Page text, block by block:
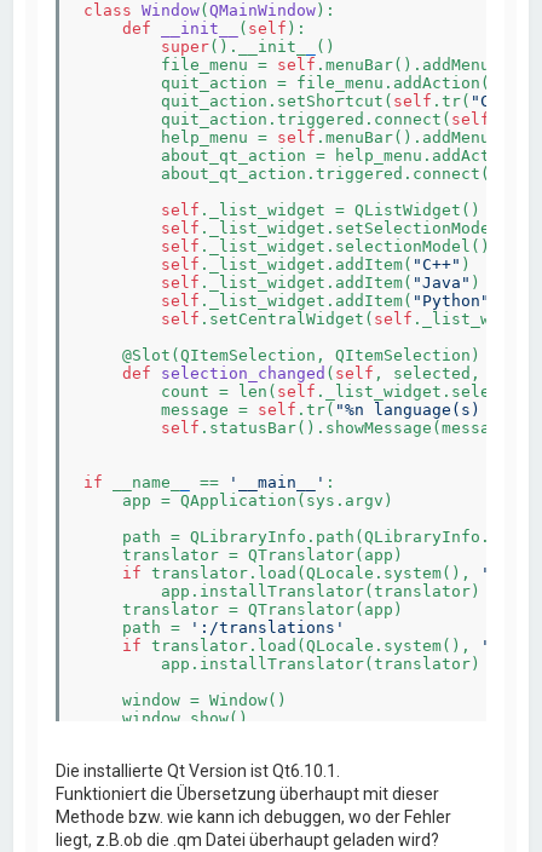
class Window(QMainWindow ):
def
__init__ ( self ) :
super().__init_
()
        file_menu =
self .menuBar().addMenu(
        quit_action = file_menu.addAction(
        quit_action.setShortcut(
self .tr(
        quit_action.triggered.connect(
self
        help_menu =
self .menuBar().addMenu(
        about_qt_action = help_menu.addAction(
self ._list_widget = QListWidget()
self
self
self ._list_widget.addItem( "C++" )
self ._list_widget.addItem( "Java" )
self ._list_widget.addItem( "Python"
self .setCentralWidget( self
    @Slot(QItemSelection, QItemSelection)
def
selection_changed ( self , selected,
        count = len(
self
        message =
self .tr( "%n language(s)
self .statusBar().showMessage(message)
if __name_ == '__main__' :
    app = QApplication(sys.argv)
path =
    translator = QTranslator(app)
if translator.load(QLocale.system(),
        app.installTranslator(translator)
    translator = QTranslator(app)
    path =
':/translations'
if translator.load(QLocale.system(),
        app.installTranslator(translator)
    window = Window()
    window.show()
Die installierte Qt Version ist Qt6.10.1.
Funktioniert die Übersetzung überhaupt mit dieser
Methode bzw. wie kann ich debuggen, wo der Fehler
liegt, z.B.ob die .qm Datei überhaupt geladen wird?